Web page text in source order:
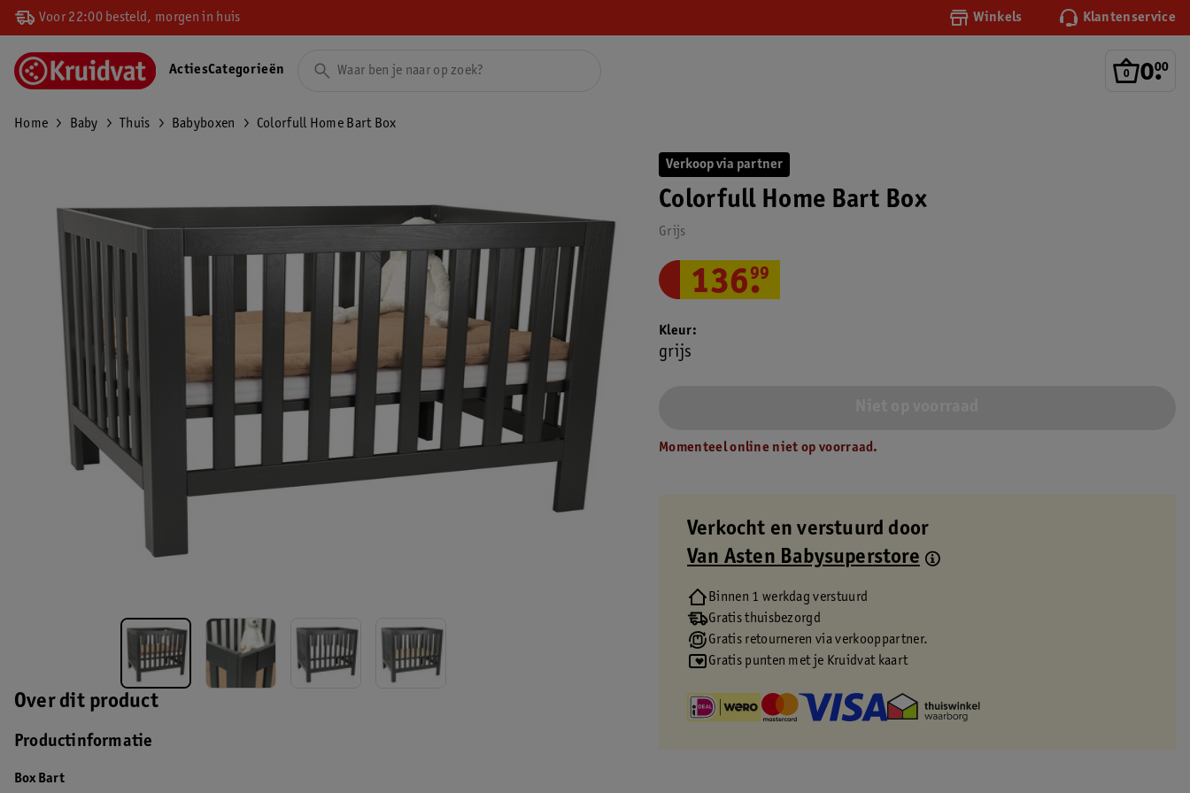
Voor 22:00 besteld, morgen in huis Winkels Klantenservice
0.
00
ActiesCategorieën
Home Baby Thuis Babyboxen Colorfull Home Bart Box
Over dit product
Productinformatie
Box Bart
Verkoop via partner
Colorfull Home Bart Box
Grijs
136.
99
Kleur
grijs
Momenteel online niet op voorraad.
Verkocht en verstuurd door
Van Asten Babysuperstore
Binnen 1 werkdag verstuurd
Gratis thuisbezorgd
Gratis retourneren via verkooppartner.
Gratis punten met je Kruidvat kaart